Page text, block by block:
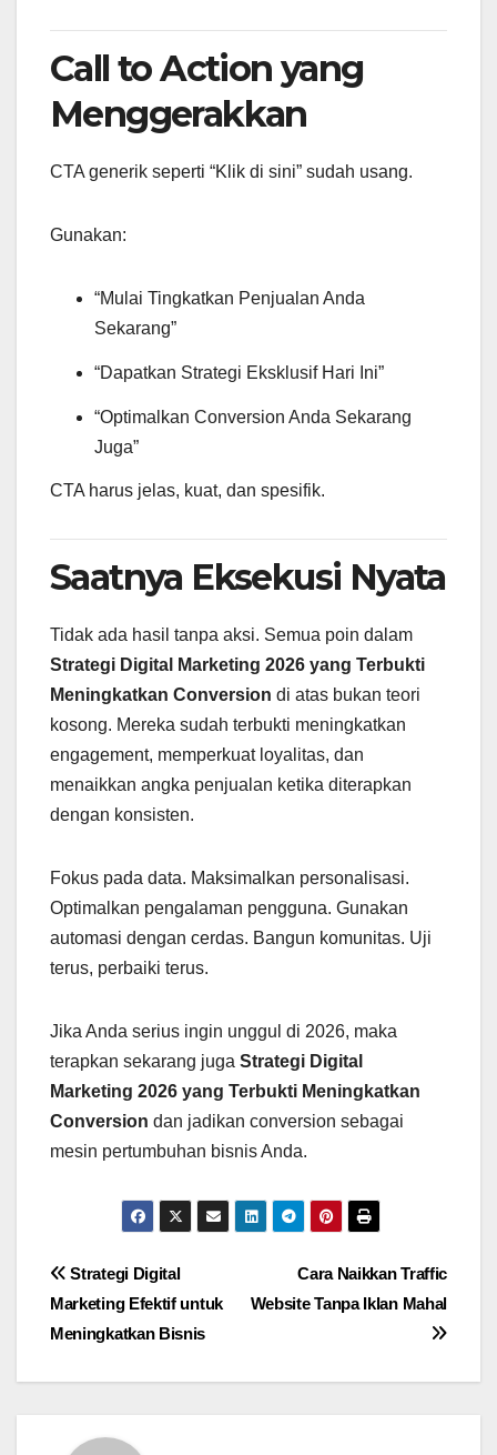
Call to Action yang
Menggerakkan
CTA generik seperti “Klik di sini” sudah usang.
Gunakan:
“Mulai Tingkatkan Penjualan Anda
Sekarang”
“Dapatkan Strategi Eksklusif Hari Ini”
“Optimalkan Conversion Anda Sekarang
Juga”
CTA harus jelas, kuat, dan spesifik.
Saatnya Eksekusi Nyata
Tidak ada hasil tanpa aksi. Semua poin dalam
Strategi Digital Marketing 2026 yang Terbukti
Meningkatkan Conversion di atas bukan teori
kosong. Mereka sudah terbukti meningkatkan
engagement, memperkuat loyalitas, dan
menaikkan angka penjualan ketika diterapkan
dengan konsisten.
Fokus pada data. Maksimalkan personalisasi.
Optimalkan pengalaman pengguna. Gunakan
automasi dengan cerdas. Bangun komunitas. Uji
terus, perbaiki terus.
Jika Anda serius ingin unggul di 2026, maka
terapkan sekarang juga Strategi Digital
Marketing 2026 yang Terbukti Meningkatkan
Conversion dan jadikan conversion sebagai
mesin pertumbuhan bisnis Anda.
Post
navigation
Cara Naikkan Traffic
Website Tanpa Iklan Mahal
Strategi Digital
Marketing Efektif untuk
Meningkatkan Bisnis